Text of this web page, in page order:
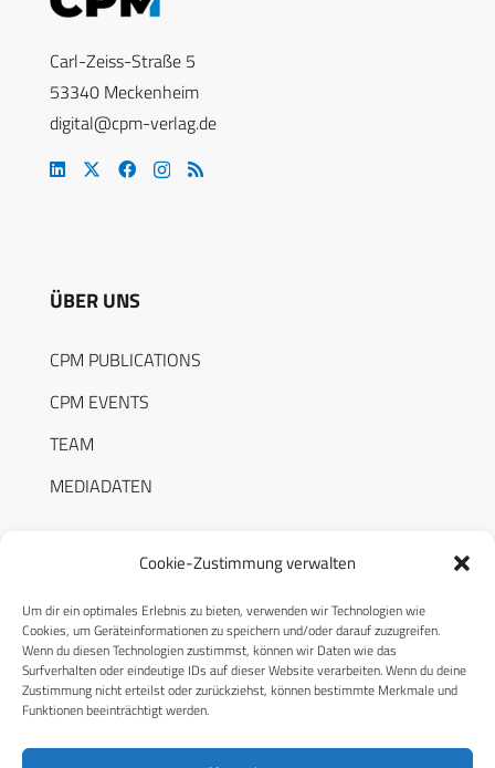
Cookie-Zustimmung verwalten
Um dir ein optimales Erlebnis zu bieten, verwenden wir Technologien wie
Cookies, um Geräteinformationen zu speichern und/oder darauf zuzugreifen.
Wenn du diesen Technologien zustimmst, können wir Daten wie das
Surfverhalten oder eindeutige IDs auf dieser Website verarbeiten. Wenn du deine
Zustimmung nicht erteilst oder zurückziehst, können bestimmte Merkmale und
Funktionen beeinträchtigt werden.
Carl-Zeiss-Straße 5
53340 Meckenheim
digital@cpm-verlag.de
ÜBER UNS
CPM PUBLICATIONS
CPM EVENTS
TEAM
MEDIADATEN
RECHTLICHES
Datenschutzerklärung
Cookie-Richtlinie (EU)